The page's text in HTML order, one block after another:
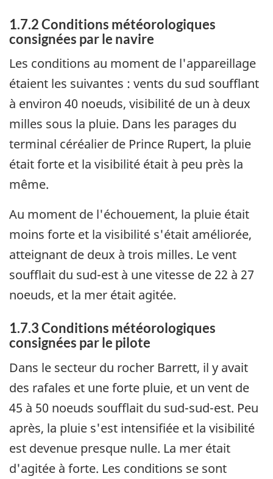
1.7.2 Conditions météorologiques
consignées par le navire
Les conditions au moment de l'appareillage
étaient les suivantes : vents du sud soufflant
à environ 40 noeuds, visibilité de un à deux
milles sous la pluie. Dans les parages du
terminal céréalier de Prince Rupert, la pluie
était forte et la visibilité était à peu près la
même.
Au moment de l'échouement, la pluie était
moins forte et la visibilité s'était améliorée,
atteignant de deux à trois milles. Le vent
soufflait du sud-est à une vitesse de 22 à 27
noeuds, et la mer était agitée.
1.7.3 Conditions météorologiques
consignées par le pilote
Dans le secteur du rocher Barrett, il y avait
des rafales et une forte pluie, et un vent de
45 à 50 noeuds soufflait du sud-sud-est. Peu
après, la pluie s'est intensifiée et la visibilité
est devenue presque nulle. La mer était
d'agitée à forte. Les conditions se sont